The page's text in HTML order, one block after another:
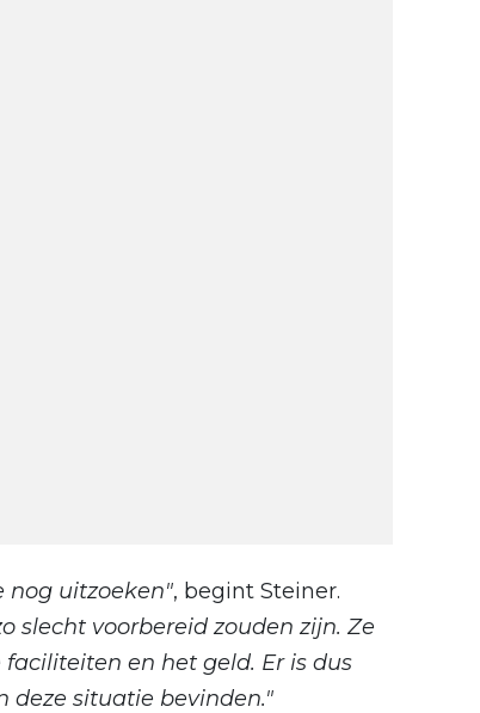
nog uitzoeken", begint Steiner.
slecht voorbereid zouden zijn. Ze
en het geld. Er is dus
deze situatie bevinden."